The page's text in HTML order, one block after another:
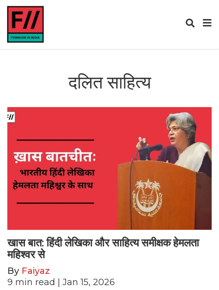
दलित साहित्य
खास बात: हिंदी लेखिका और साहित्य समीक्षक हेमलता
महिश्वर से
By Faiyaz
9 min read | Jan 15, 2026